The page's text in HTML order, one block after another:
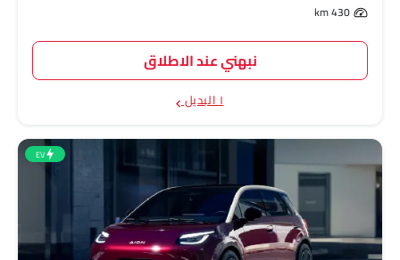
430 km
نبهني عند الاطلاق
١ البديل
EV